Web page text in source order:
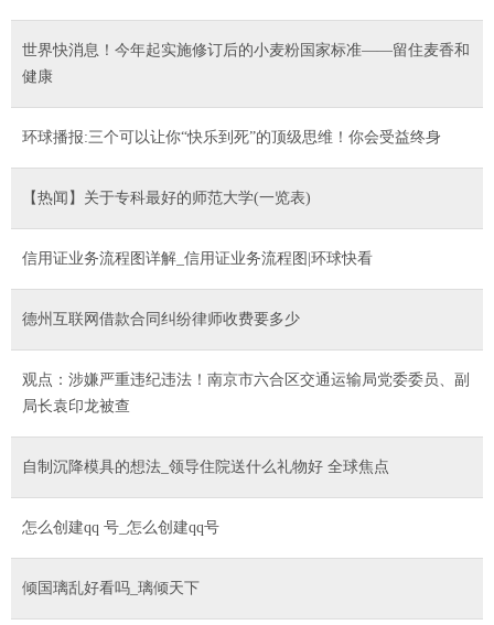
世界快消息！今年起实施修订后的小麦粉国家标准——留住麦香和
健康
环球播报:三个可以让你“快乐到死”的顶级思维！你会受益终身
【热闻】关于专科最好的师范大学(一览表)
信用证业务流程图详解_信用证业务流程图|环球快看
德州互联网借款合同纠纷律师收费要多少
观点：涉嫌严重违纪违法！南京市六合区交通运输局党委委员、副
局长袁印龙被查
自制沉降模具的想法_领导住院送什么礼物好 全球焦点
怎么创建qq 号_怎么创建qq号
倾国璃乱好看吗_璃倾天下